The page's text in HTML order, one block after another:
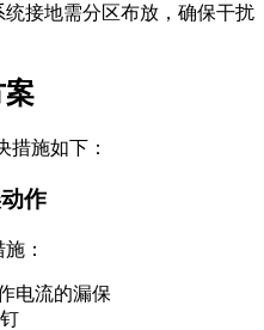
接地需分区布放，确保干扰
措施如下：
作
：
电流的漏保